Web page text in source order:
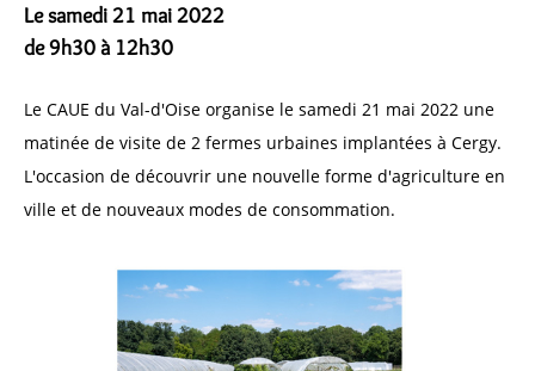
Le samedi 21 mai 2022
de 9h30 à 12h30
Le CAUE du Val-d'Oise organise le samedi 21 mai 2022 une
matinée de visite de 2 fermes urbaines implantées à Cergy.
L'occasion de découvrir une nouvelle forme d'agriculture en
ville et de nouveaux modes de consommation.